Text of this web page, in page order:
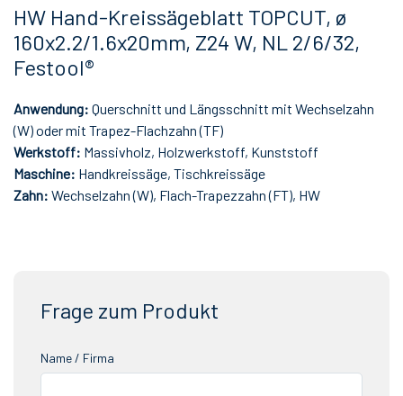
HW Hand-Kreissägeblatt TOPCUT, ø
160x2.2/1.6x20mm, Z24 W, NL 2/6/32,
Festool®
Anwendung: Querschnitt und Längsschnitt mit Wechselzahn
(W) oder mit Trapez-Flachzahn (TF)
Werkstoff: Massivholz, Holzwerkstoff, Kunststoff
Maschine: Handkreissäge, Tischkreissäge
Zahn: Wechselzahn (W), Flach-Trapezzahn (FT), HW
Frage zum Produkt
Name / Firma